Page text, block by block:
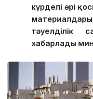
күрделі әрі
тәуелділік
хабарлады